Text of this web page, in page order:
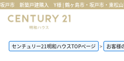
センチュリー21明和ハウスTOPページ お客様